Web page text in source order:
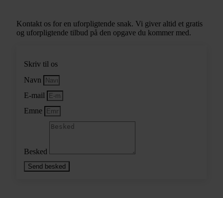
Kontakt os for en uforpligtende snak. Vi giver altid et gratis
og uforpligtende tilbud på den opgave du kommer med.
Skriv til os
Navn
E-mail
Emne
Besked
Send besked